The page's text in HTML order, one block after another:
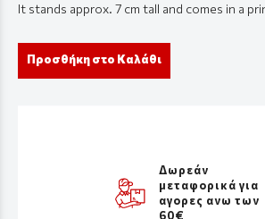
It stands approx. 7 cm tall and comes in a
Προσθήκη στο Καλάθι
Δωρεάν
μεταφορικά για
αγορες ανω των
60€